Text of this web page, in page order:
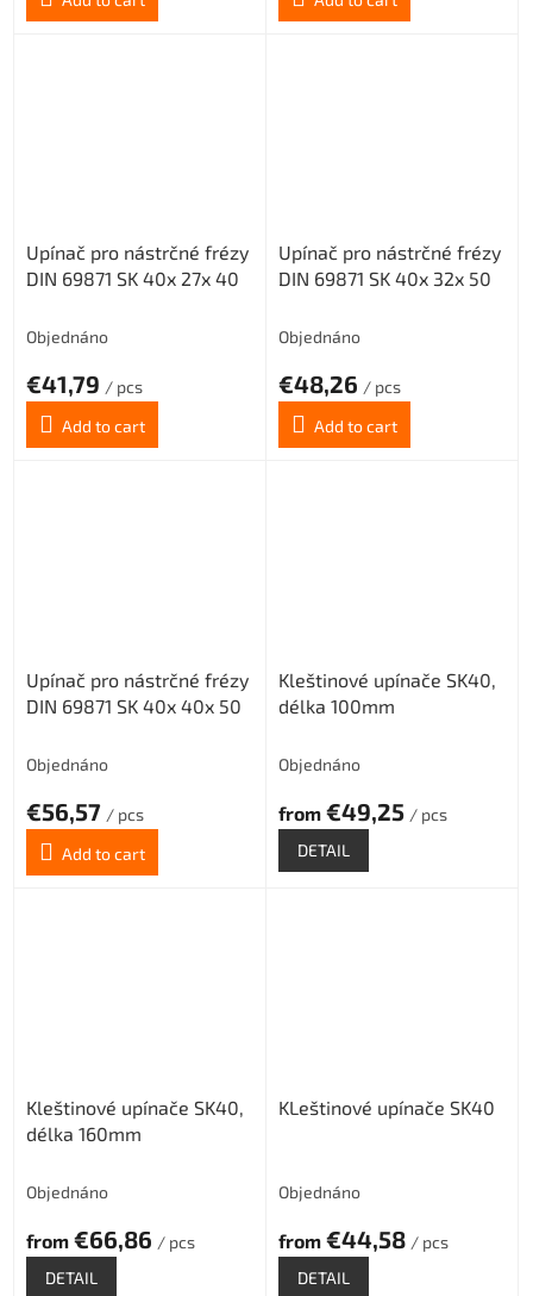
Upínač pro nástrčné frézy
DIN 69871 SK 40x 27x 40
Objednáno
€41,79 / pcs
Add to cart
Upínač pro nástrčné frézy
DIN 69871 SK 40x 32x 50
Objednáno
€48,26 / pcs
Add to cart
Upínač pro nástrčné frézy
DIN 69871 SK 40x 40x 50
Objednáno
€56,57 / pcs
Add to cart
Kleštinové upínače SK40,
délka 100mm
Objednáno
from €49,25 / pcs
DETAIL
Kleštinové upínače SK40,
délka 160mm
Objednáno
from €66,86 / pcs
DETAIL
KLeštinové upínače SK40
Objednáno
from €44,58 / pcs
DETAIL